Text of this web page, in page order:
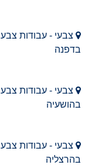
צבעי - עבודות צבע
בדפנה
צבעי - עבודות צבע
בהושעיה
צבעי - עבודות צבע
בהרצליה